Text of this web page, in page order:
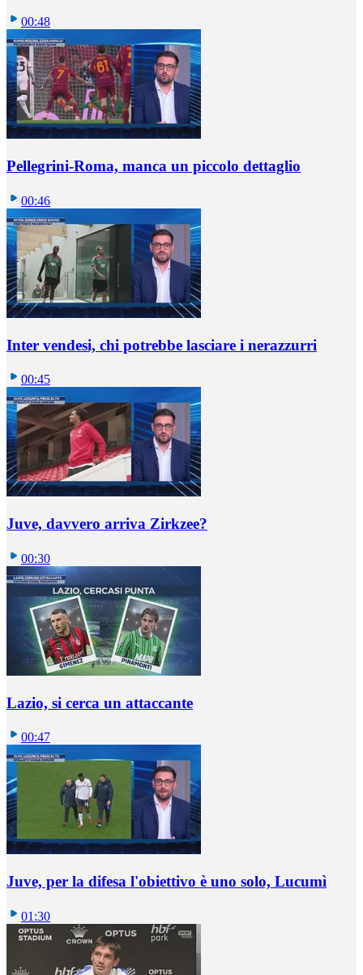
00:48
Pellegrini-Roma, manca un piccolo dettaglio
00:46
Inter vendesi, chi potrebbe lasciare i nerazzurri
00:45
Juve, davvero arriva Zirkzee?
00:30
Lazio, si cerca un attaccante
00:47
Juve, per la difesa l'obiettivo è uno solo, Lucumì
01:30